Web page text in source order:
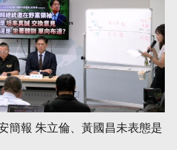
簡報 朱立倫、黃國昌未表態是